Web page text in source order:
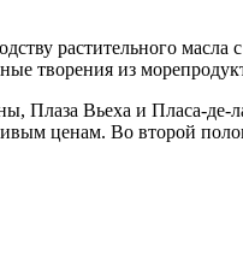
растительного
творения из
Плаза Вьеха и Пласа-де-
ценам. Во второй